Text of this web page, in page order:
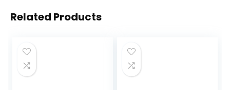
Related Products